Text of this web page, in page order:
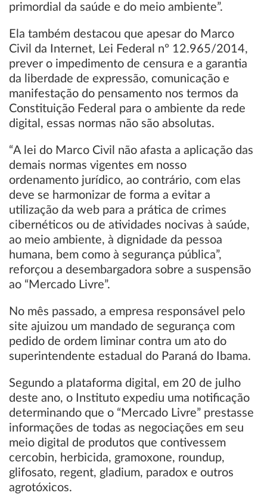
primordial da saúde e do meio ambiente”.
Ela também destacou que apesar do Marco
Civil da Internet, Lei Federal nº 12.965/2014,
prever o impedimento de censura e a garantia
da liberdade de expressão, comunicação e
manifestação do pensamento nos termos da
Constituição Federal para o ambiente da rede
digital, essas normas não são absolutas.
“A lei do Marco Civil não afasta a aplicação das
demais normas vigentes em nosso
ordenamento jurídico, ao contrário, com elas
deve se harmonizar de forma a evitar a
utilização da web para a prática de crimes
cibernéticos ou de atividades nocivas à saúde,
ao meio ambiente, à dignidade da pessoa
humana, bem como à segurança pública”,
reforçou a desembargadora sobre a suspensão
ao “Mercado Livre”.
No mês passado, a empresa responsável pelo
site ajuizou um mandado de segurança com
pedido de ordem liminar contra um ato do
superintendente estadual do Paraná do Ibama.
Segundo a plataforma digital, em 20 de julho
deste ano, o Instituto expediu uma notificação
determinando que o “Mercado Livre” prestasse
informações de todas as negociações em seu
meio digital de produtos que contivessem
cercobin, herbicida, gramoxone, roundup,
glifosato, regent, gladium, paradox e outros
agrotóxicos.